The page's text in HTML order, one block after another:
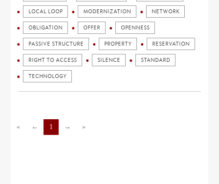
LOCAL LOOP MODERNIZATION NETWORK
OBLIGATION OFFER OPENNESS
PASSIVE STRUCTURE PROPERTY RESERVATION
RIGHT TO ACCESS SILENCE STANDARD
TECHNOLOGY
« ← 1 → »